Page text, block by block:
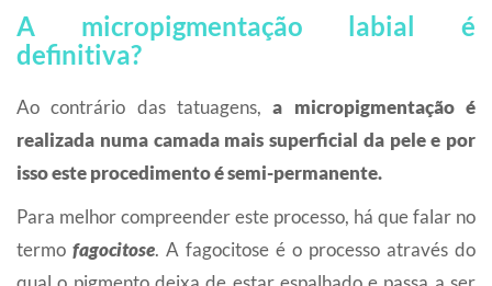
A micropigmentação labial é
definitiva?
Ao contrário das tatuagens,a micropigmentação é
realizada numa camada mais superficial da pele e por
isso este procedimento é semi-permanente.
Para melhor compreender este processo, há que falar no
termo fagocitose. A fagocitose é o processo através do